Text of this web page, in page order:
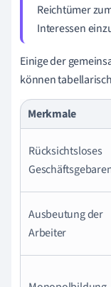
Reichtümer
Interessen
Einige der
können
Merkmale
Rücksichtsloses
Ausbeutung der
Arbeiter